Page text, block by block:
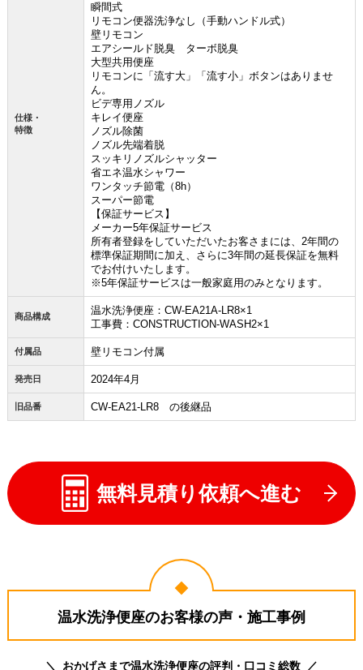
仕様・
特徴
瞬間式
リモコン便器洗浄なし（手動ハンドル式）
壁リモコン
エアシールド脱臭 ターボ脱臭
大型共用便座
リモコンに「流す大」「流す小」ボタンはありませ
ん。
ビデ専用ノズル
キレイ便座
ノズル除菌
ノズル先端着脱
スッキリノズルシャッター
省エネ温水シャワー
ワンタッチ節電（8h）
スーパー節電
【保証サービス】
メーカー5年保証サービス
所有者登録をしていただいたお客さまには、2年間の
標準保証期間に加え、さらに3年間の延長保証を無料
でお付けいたします。
※5年保証サービスは一般家庭用のみとなります。
商品構成
温水洗浄便座：CW-EA21A-LR8×1
工事費：CONSTRUCTION-WASH2×1
付属品 壁リモコン付属
発売日 2024年4月
旧品番 CW-EA21-LR8 の後継品
無料見積り依頼へ進む
温水洗浄便座のお客様の声・施工事例
おかげさまで温水洗浄便座の評判・口コミ総数